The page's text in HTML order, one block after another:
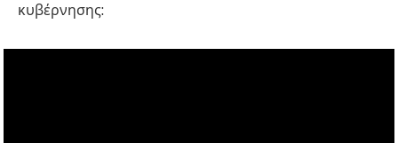
κυβέρνησης: